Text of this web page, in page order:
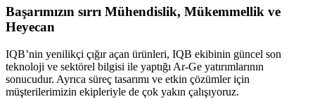
Başarımızın sırrı Mühendislik, Mükemmellik ve
Heyecan
IQB’nin yenilikçi çığır açan ürünleri, IQB ekibinin güncel son
teknoloji ve sektörel bilgisi ile yaptığı Ar-Ge yatırımlarının
sonucudur. Ayrıca süreç tasarımı ve etkin çözümler için
müşterilerimizin ekipleriyle de çok yakın çalışıyoruz.